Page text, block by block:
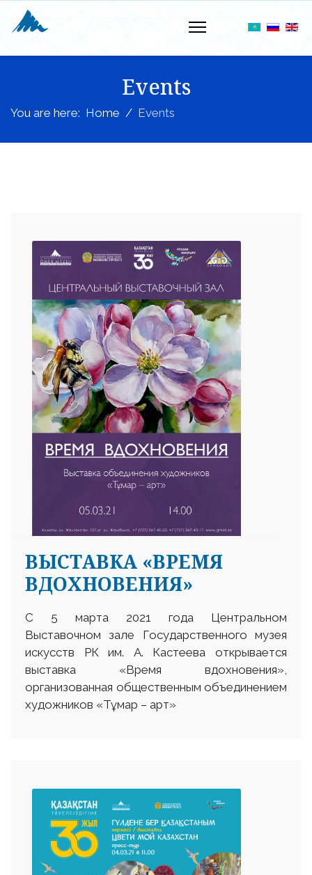
Events
You are here: Home Events
ВЫСТАВКА «ВРЕМЯ
ВДОХНОВЕНИЯ»
С 5 марта 2021 года Центральном
Выставочном зале Государственного музея
искусств РК им. А. Кастеева открывается
выставка «Время вдохновения»,
организованная общественным объединением
художников «Тұмар – арт»